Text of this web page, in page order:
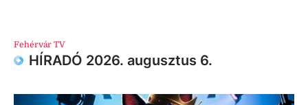
Fehérvár TV
HÍRADÓ 2026. augusztus 6.